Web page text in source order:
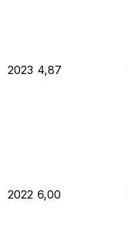
2023 4,87
2022 6,00